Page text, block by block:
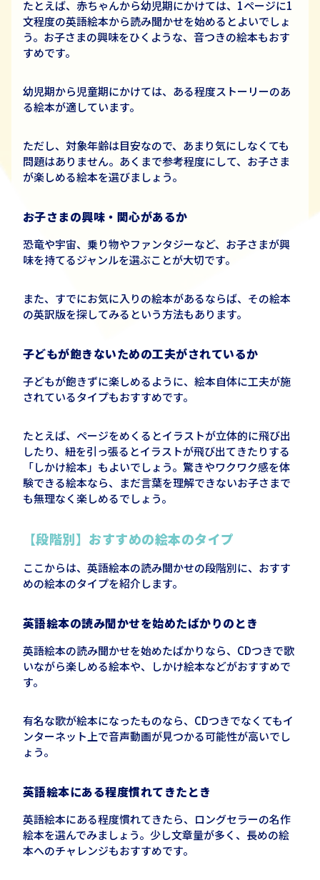
たとえば、赤ちゃんから幼児期にかけては、1ページに1
文程度の英語絵本から読み聞かせを始めるとよいでしょ
う。お子さまの興味をひくような、音つきの絵本もおす
すめです。
幼児期から児童期にかけては、ある程度ストーリーのあ
る絵本が適しています。
ただし、対象年齢は目安なので、あまり気にしなくても
問題はありません。あくまで参考程度にして、お子さま
が楽しめる絵本を選びましょう。
お子さまの興味・関心があるか
恐竜や宇宙、乗り物やファンタジーなど、お子さまが興
味を持てるジャンルを選ぶことが大切です。
また、すでにお気に入りの絵本があるならば、その絵本
の英訳版を探してみるという方法もあります。
子どもが飽きないための工夫がされているか
子どもが飽きずに楽しめるように、絵本自体に工夫が施
されているタイプもおすすめです。
たとえば、ページをめくるとイラストが立体的に飛び出
したり、紐を引っ張るとイラストが飛び出てきたりする
「しかけ絵本」もよいでしょう。驚きやワクワク感を体
験できる絵本なら、まだ言葉を理解できないお子さまで
も無理なく楽しめるでしょう。
【段階別】おすすめの絵本のタイプ
ここからは、英語絵本の読み聞かせの段階別に、おすす
めの絵本のタイプを紹介します。
英語絵本の読み聞かせを始めたばかりのとき
英語絵本の読み聞かせを始めたばかりなら、CDつきで歌
いながら楽しめる絵本や、しかけ絵本などがおすすめで
す。
有名な歌が絵本になったものなら、CDつきでなくてもイ
ンターネット上で音声動画が見つかる可能性が高いでし
ょう。
英語絵本にある程度慣れてきたとき
英語絵本にある程度慣れてきたら、ロングセラーの名作
絵本を選んでみましょう。少し文章量が多く、長めの絵
本へのチャレンジもおすすめです。